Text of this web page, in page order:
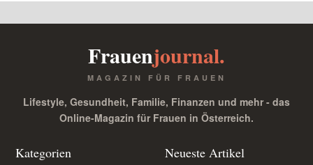
Frauenjournal.
MAGAZIN FÜR FRAUEN
Lifestyle, Gesundheit, Familie, Finanzen und mehr - das
Online-Magazin für Frauen in Österreich.
Kategorien Neueste Artikel